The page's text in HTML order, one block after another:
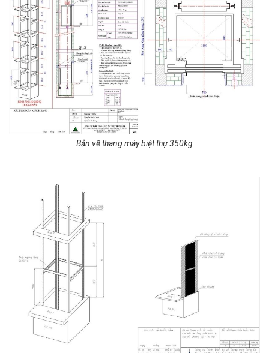
Bản vẽ thang máy biệt thự 350kg